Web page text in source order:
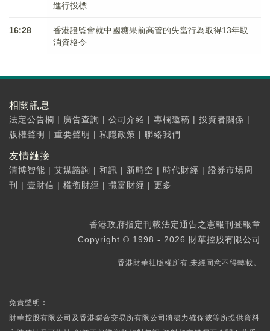
進行投標
16:28
香港證監會就中國糖果前高管的失當行為取得13年取
消資格令
相關訊息
法定公告欄 | 廣告查詢 | 公司介紹 | 專欄邀稿 | 投資者關係 |
版權聲明 | 重要聲明 | 私隱政策 | 聯絡我們
友情鏈接
清博智能 | 艾媒諮詢 | 和訊 | 新時空 | 時代財經 | 證券市場周
刊
| 壹財信 | 權衡財經 | 攬富財經 | 更多...
香港政府指定刊載法定通告之憲報刊登報章
Copyright © 1998 - 2026 財華控股有限公司
香港財華社版權所有,未經同意不得轉載。
免責聲明：
財華控股有限公司及香港聯合交易所有限公司將盡力確保彼等所提供資料